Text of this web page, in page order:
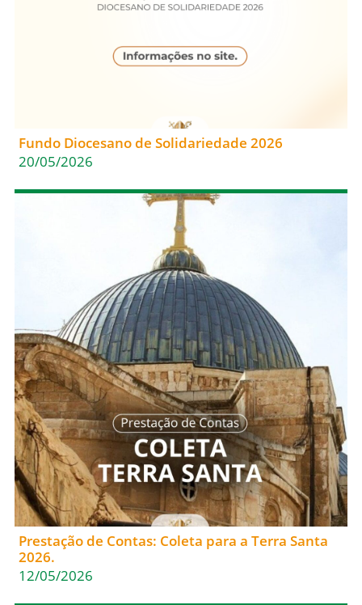
Fundo Diocesano de Solidariedade 2026
20/05/2026
Prestação de Contas: Coleta para a Terra Santa
2026.
12/05/2026